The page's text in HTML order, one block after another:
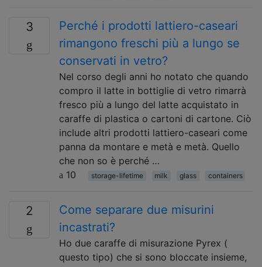
3
Perché i prodotti lattiero-caseari
rimangono freschi più a lungo se
conservati in vetro?
Nel corso degli anni ho notato che quando
compro il latte in bottiglie di vetro rimarrà
fresco più a lungo del latte acquistato in
caraffe di plastica o cartoni di cartone. Ciò
include altri prodotti lattiero-caseari come
panna da montare e metà e metà. Quello
che non so è perché …
10
storage-lifetime milk glass containers
2
Come separare due misurini
incastrati?
Ho due caraffe di misurazione Pyrex (
questo tipo) che si sono bloccate insieme,